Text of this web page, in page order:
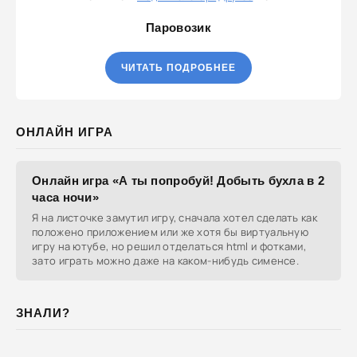
Паровозик
ЧИТАТЬ ПОДРОБНЕЕ
ОНЛАЙН ИГРА
Онлайн игра «А ты попробуй! Добыть бухла в 2
часа ночи»
Я на листочке замутил игру, сначала хотел сделать как
положено приложением или же хотя бы виртуальную
игру на ютубе, но решил отделаться html и фотками,
зато играть можно даже на каком-нибудь сименсе.
ЗНАЛИ?